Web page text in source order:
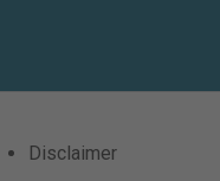
Disclaimer